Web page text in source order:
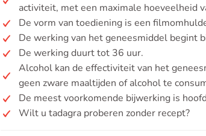
activiteit, met een maximale hoeveelheid
De vorm van toediening is een
De werking van het geneesmiddel begint
De werking duurt tot 36 uur.
Alcohol kan de effectiviteit van het
geen zware maaltijden of alcohol te
De meest voorkomende bijwerking is
Wilt u tadagra proberen zonder recept?